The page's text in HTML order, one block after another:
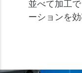
並べて加工
ーションを